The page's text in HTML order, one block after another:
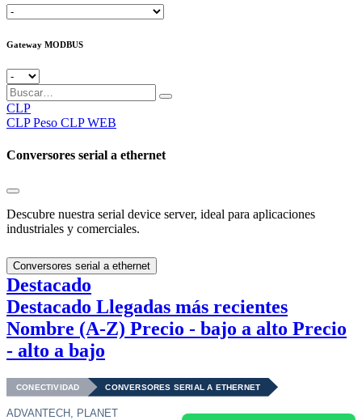
Gateway MODBUS
CLP
CLP Peso CLP WEB
Conversores serial a ethernet
Descubre nuestra serial device server, ideal para aplicaciones
industriales y comerciales.
Conversores serial a ethernet
Destacado
Destacado Llegadas más recientes
Nombre (A-Z) Precio - bajo a alto Precio
- alto a bajo
CONECTIVIDAD CONVERSORES SERIAL A ETHERNET
ADVANTECH, PLANET